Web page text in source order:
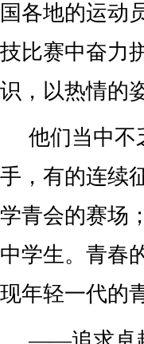
国各地的运动
技比赛中奋力
识，以热情的
他们当中不
手，有的连续
学青会的赛场
中学生。青春
现年轻一代的